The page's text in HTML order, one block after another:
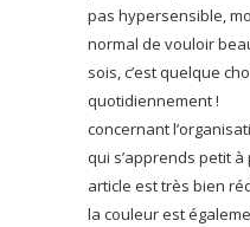
pas hypersensible,
normal de vouloir
sois, c’est quelque
quotidiennement !
concernant
qui s’apprends petit
article est très bien
la couleur est